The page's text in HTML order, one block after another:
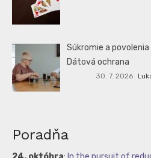
Súkromie a
Dátová ochrana
30. 7. 2026
Poradňa